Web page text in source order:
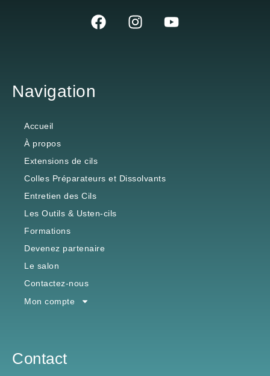
Navigation
Accueil
À propos
Extensions de cils
Colles Préparateurs et Dissolvants
Entretien des Cils
Les Outils & Usten-cils
Formations
Devenez partenaire
Le salon
Contactez-nous
Mon compte
Contact